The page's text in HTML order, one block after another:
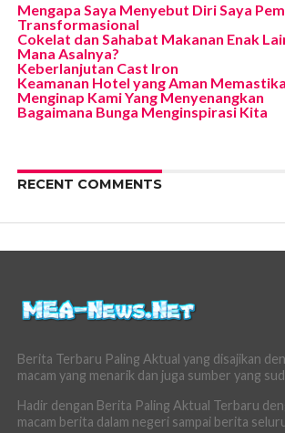
Mengapa Saya Menyebut Diri Saya
Transformasional
Cokelat dan Sahabat Makanan Enak
Mana Asalnya?
Keberlanjutan Cast Iron
Keamanan Hotel yang Aman
Menginap Kami Yang Menyenangkan
Bagaimana Bunga Menginspirasi Kita
RECENT COMMENTS
Berita Terbaru Paling Aktual yang disajikan
macam yang menarik dan juga sumber yang
Hadir dengan Berita Paling Aktual Terbaru
macam berita dalam negeri sampai berita